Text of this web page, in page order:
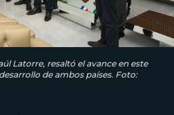
Latorre, resaltó el avance en este
de ambos países. Foto: